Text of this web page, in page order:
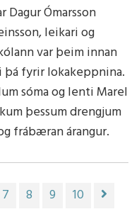
Dagur Ómarsson
leikari og
var þeim innan
þá fyrir lokakeppnina.
sóma og lenti Marel
þessum drengjum
frábæran árangur.
7 8 9 10